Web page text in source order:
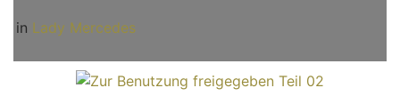
in Lady Mercedes